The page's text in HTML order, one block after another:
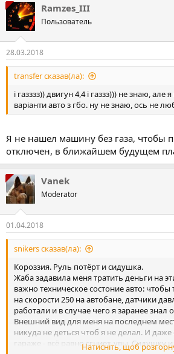
Ramzes_III
Пользователь
28.03.2018
transfer сказав(ла):
і газззз)) двигун 4,4 і газзз))) не знаю, але
варіанти авто з гбо. ну не знаю, ось не
Я не нашел машину без газа, чтобы
отключен, в ближайшем будущем
Vanek
Moderator
01.04.2018
snikers сказав(ла):
Короззия. Руль потёрт и сидушка.
Жаба задавила меня тратить деньги на
важно техническое состоние авто: чтобы
на скорости 250 на автобане, датчики
работали и в случае чего я заранее знал
Внешний вид для меня на последнем
никуда не деться чтоб я не делал. И даже
гараже - всё равно сгниет, увы. Сидушку
Натисніть, щоб